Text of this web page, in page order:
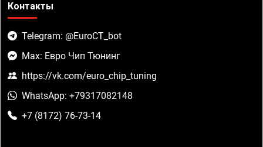
Контакты
Telegram: @EuroCT_bot
Max: Евро Чип Тюнинг
https://vk.com/euro_chip_tuning
WhatsApp: +79317082148
+7 (8172) 76-73-14